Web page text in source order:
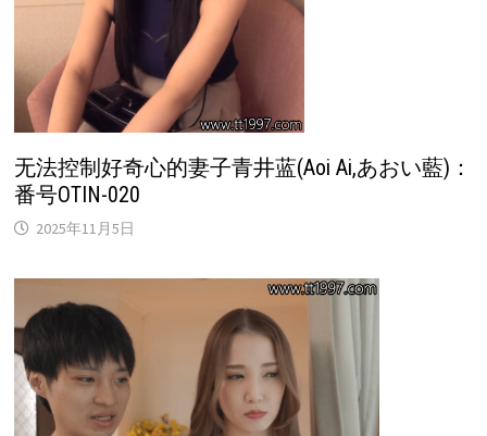
无法控制好奇心的妻子青井蓝(Aoi Ai,あおい藍)：
番号OTIN-020
2025年11月5日